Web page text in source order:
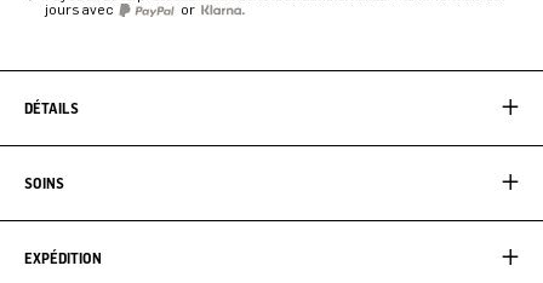
jours avec
or
DÉTAILS
SOINS
EXPÉDITION